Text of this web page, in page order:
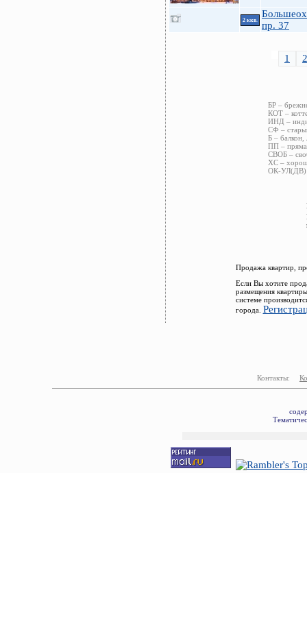
2 ккв.
пр. 37
1 2
БР –
КОТ –
ИНД –
СФ –
Б –
ПП –
СВОБ –
ХС –
ОК-УЛ(ДВ)
Продажа квартир,
Если Вы хотите
размещения
системе
города.
Контакты: